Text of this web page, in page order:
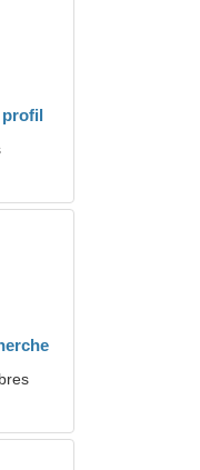
profil